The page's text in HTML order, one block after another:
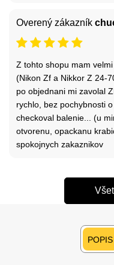
Overený zákazník
Z tohto shopu mam
(Nikon Zf a Nikkor Z 24-
po objednani mi zavolal
rychlo, bez pochybnosti
checkoval balenie... (u
otvorenu, opackanu
spokojnych zakaznikov
POPIS